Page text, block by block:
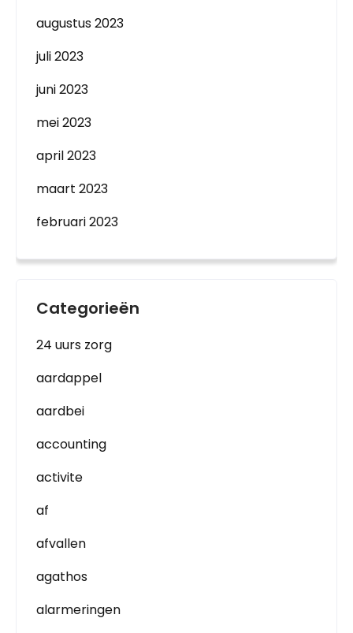
augustus 2023
juli 2023
juni 2023
mei 2023
april 2023
maart 2023
februari 2023
Categorieën
24 uurs zorg
aardappel
aardbei
accounting
activite
af
afvallen
agathos
alarmeringen